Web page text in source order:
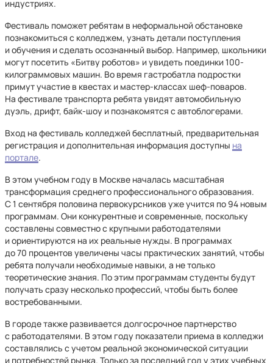
индустриях.
Фестиваль поможет ребятам в неформальной обстановке
познакомиться с колледжем, узнать детали поступления
и обучения и сделать осознанный выбор. Например, школьники
могут посетить «Битву роботов» и увидеть поединки 100-
килограммовых машин. Во время гастробатла подростки
примут участие в квестах и мастер-классах шеф-поваров.
На фестивале транспорта ребята увидят автомобильную
дуэль, дрифт, байк-шоу и познакомятся с автоблогерами.
Вход на фестиваль колледжей бесплатный, предварительная
регистрация и дополнительная информация доступны на
портале.
В этом учебном году в Москве началась масштабная
трансформация среднего профессионального образования.
С 1 сентября половина первокурсников уже учится по 94 новым
программам. Они конкурентные и современные, поскольку
составлены совместно с крупными работодателями
и ориентируются на их реальные нужды. В программах
до 70 процентов увеличены часы практических занятий, чтобы
ребята получали необходимые навыки, а не только
теоретические знания. По этим программам студенты будут
получать сразу несколько профессий, чтобы быть более
востребованными.
В городе также развивается долгосрочное партнерство
с работодателями. В этом году показатели приема в колледжи
составлялись с учетом реальной экономической ситуации
и потребностей рынка. Только за последний год у этих учебных